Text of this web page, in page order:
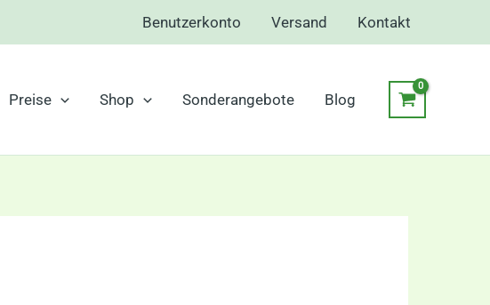
Benutzerkonto Versand Kontakt
Preise Shop Sonderangebote Blog